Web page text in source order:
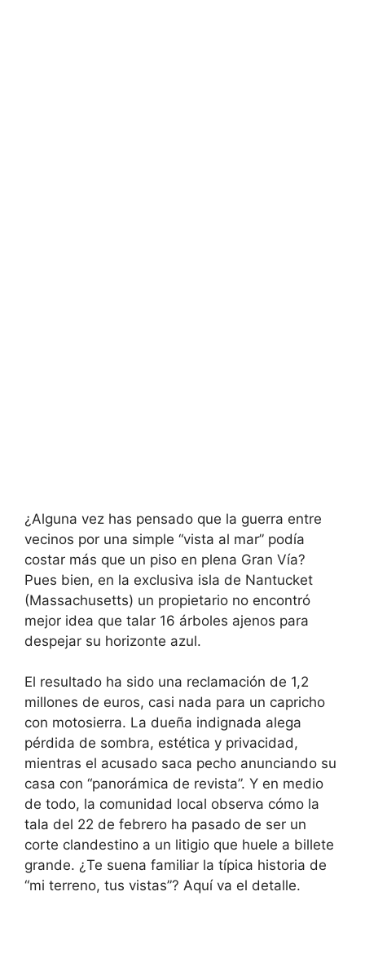
¿Alguna vez has pensado que la guerra entre
vecinos por una simple “vista al mar” podía
costar más que un piso en plena Gran Vía?
Pues bien, en la exclusiva isla de Nantucket
(Massachusetts) un propietario no encontró
mejor idea que talar 16 árboles ajenos para
despejar su horizonte azul.
El resultado ha sido una reclamación de 1,2
millones de euros, casi nada para un capricho
con motosierra. La dueña indignada alega
pérdida de sombra, estética y privacidad,
mientras el acusado saca pecho anunciando su
casa con “panorámica de revista”. Y en medio
de todo, la comunidad local observa cómo la
tala del 22 de febrero ha pasado de ser un
corte clandestino a un litigio que huele a billete
grande. ¿Te suena familiar la típica historia de
“mi terreno, tus vistas”? Aquí va el detalle.